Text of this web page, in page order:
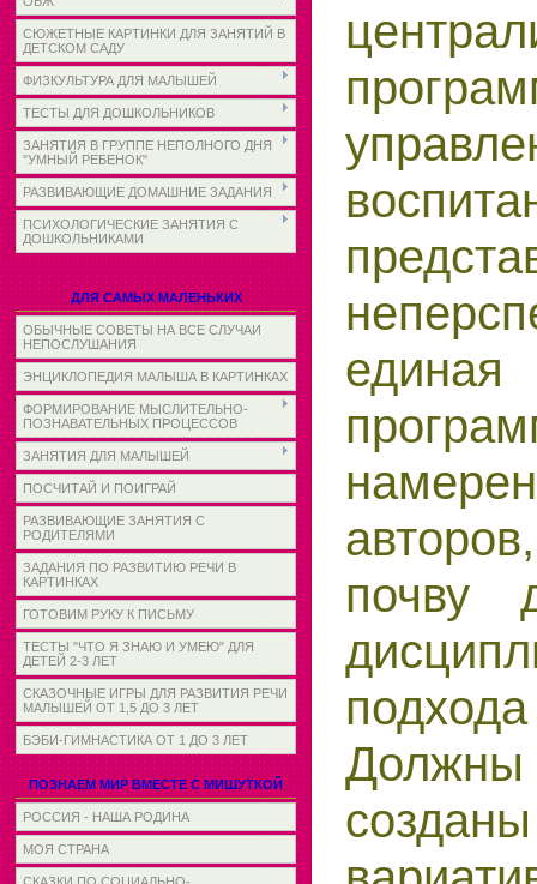
СЮЖЕТНЫЕ КАРТИНКИ ДЛЯ ЗАНЯТИЙ В
ДЕТСКОМ САДУ
ФИЗКУЛЬТУРА ДЛЯ МАЛЫШЕЙ
ТЕСТЫ ДЛЯ ДОШКОЛЬНИКОВ
ЗАНЯТИЯ В ГРУППЕ НЕПОЛНОГО ДНЯ
"УМНЫЙ РЕБЕНОК"
РАЗВИВАЮЩИЕ ДОМАШНИЕ ЗАДАНИЯ
ПСИХОЛОГИЧЕСКИЕ ЗАНЯТИЯ С
ДОШКОЛЬНИКАМИ
ДЛЯ САМЫХ МАЛЕНЬКИХ
ОБЫЧНЫЕ СОВЕТЫ НА ВСЕ СЛУЧАИ
НЕПОСЛУШАНИЯ
ЭНЦИКЛОПЕДИЯ МАЛЫША В КАРТИНКАХ
ФОРМИРОВАНИЕ МЫСЛИТЕЛЬНО-
ПОЗНАВАТЕЛЬНЫХ ПРОЦЕССОВ
ЗАНЯТИЯ ДЛЯ МАЛЫШЕЙ
ПОСЧИТАЙ И ПОИГРАЙ
РАЗВИВАЮЩИЕ ЗАНЯТИЯ С
РОДИТЕЛЯМИ
ЗАДАНИЯ ПО РАЗВИТИЮ РЕЧИ В
КАРТИНКАХ
ГОТОВИМ РУКУ К ПИСЬМУ
ТЕСТЫ "ЧТО Я ЗНАЮ И УМЕЮ" ДЛЯ
ДЕТЕЙ 2-3 ЛЕТ
СКАЗОЧНЫЕ ИГРЫ ДЛЯ РАЗВИТИЯ РЕЧИ
МАЛЫШЕЙ ОТ 1,5 ДО 3 ЛЕТ
БЭБИ-ГИМНАСТИКА ОТ 1 ДО 3 ЛЕТ
ПОЗНАЕМ МИР ВМЕСТЕ С МИШУТКОЙ
РОССИЯ - НАША РОДИНА
МОЯ СТРАНА
почву
созданы